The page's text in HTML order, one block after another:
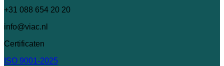
+31 088 654 20 20
info@viac.nl
Certificaten
ISO 9001-2025